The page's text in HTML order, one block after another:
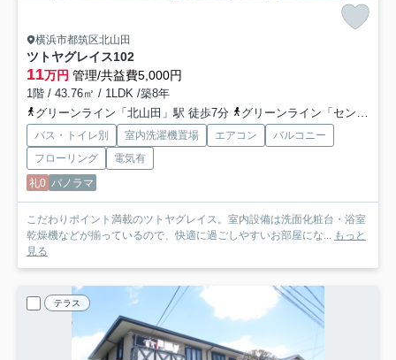
横浜市都筑区北山田
ツトヤグレイス102
11万円 管理/共益費5,000円
1階 / 43.76㎡ / 1LDK /築8年
グリーンライン「北山田」駅 徒歩7分
グリーンライン「センター北」駅 徒歩32分
バス・トイレ別 室内洗濯機置場 エアコン
バルコニー
フローリング
電気有
礼0 パノラマ
こだわりポイント満載のツトヤグレイス。室内設備は洗面化粧台・浴室
乾燥機などが揃っているので、快適に過ごしやすいお部屋にな...
もっと
見る
テラス